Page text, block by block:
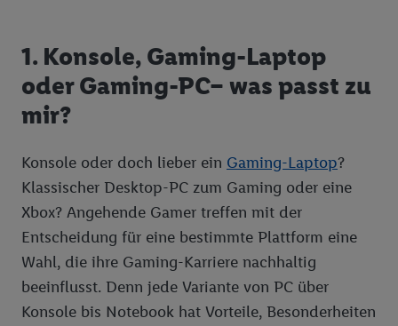
1. Konsole, Gaming-Laptop
oder Gaming-PC– was passt zu
mir?
Konsole oder doch lieber ein Gaming-Laptop?
Klassischer Desktop-PC zum Gaming oder eine
Xbox? Angehende Gamer treffen mit der
Entscheidung für eine bestimmte Plattform eine
Wahl, die ihre Gaming-Karriere nachhaltig
beeinflusst. Denn jede Variante von PC über
Konsole bis Notebook hat Vorteile, Besonderheiten